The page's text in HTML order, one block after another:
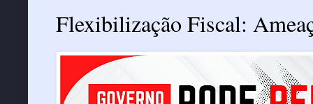
Flexibilização Fiscal: